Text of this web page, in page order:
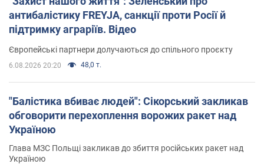
антибалістику FREYJA, санкції проти Росії й
підтримку аграріїв. Відео
Європейські партнери долучаються до спільного проєкту
6.08.2026 20:20 48,0 т.
"Балістика вбиває людей": Сікорський закликав
обговорити перехоплення ворожих ракет над
Україною
Глава МЗС Польщі закликав до збиття російських ракет над
Україною